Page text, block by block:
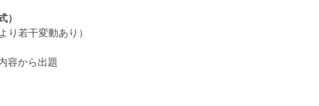
）
若干変動あり）
容から出題